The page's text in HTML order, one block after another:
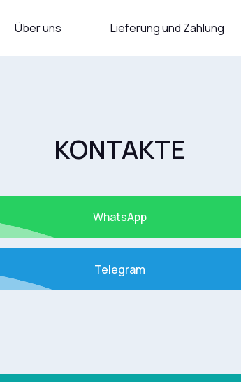
Versand und Zahlung Kontakte
Über uns Lieferung und Zahlung
KONTAKTE
WhatsApp
Telegram